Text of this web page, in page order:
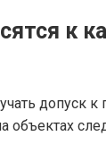
к
допуск
объектах